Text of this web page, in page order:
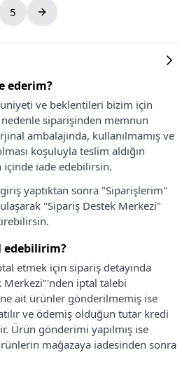
5
ederim?
ve beklentileri bizim için
siparişinden memnun
ambalajında, kullanılmamış ve
koşuluyla teslim aldığın
iade edebilirsin.
yaptıktan sonra "Siparişlerim"
"Sipariş Destek Merkezi"
edebilirim?
etmek için sipariş detayında
Merkezi"'nden iptal talebi
ait ürünler gönderilmemiş ise
ve ödemiş olduğun tutar kredi
Ürün gönderimi yapılmış ise
mağazaya iadesinden sonra